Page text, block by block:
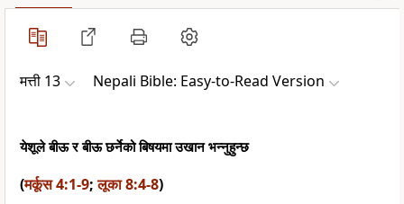
मत्ती 13 Nepali Bible: Easy-to-Read Version
येशूले बीऊ र बीऊ छर्नेको बिषयमा उखान भन्नुहुन्छ
(मर्कूस 4:1-9;लूका 8:4-8)